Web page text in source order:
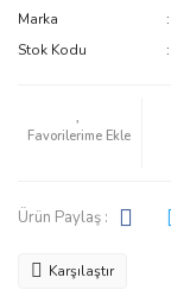
Marka
Stok Kodu
Ürün Paylaş :
Karşılaştır